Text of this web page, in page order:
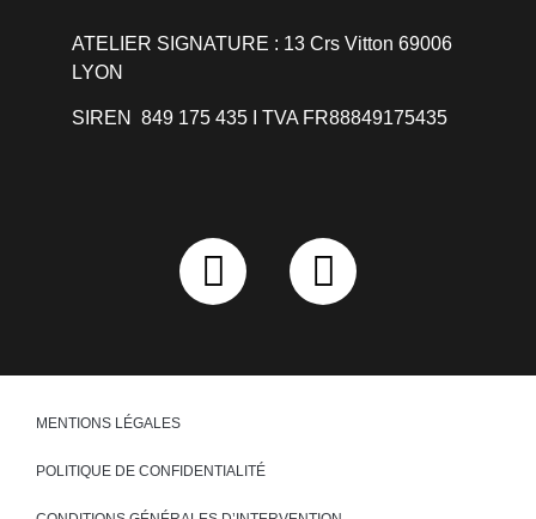
ATELIER SIGNATURE : 13 Crs Vitton 69006
LYON
SIREN 849 175 435 I TVA FR88849175435
MENTIONS LÉGALES
POLITIQUE DE CONFIDENTIALITÉ